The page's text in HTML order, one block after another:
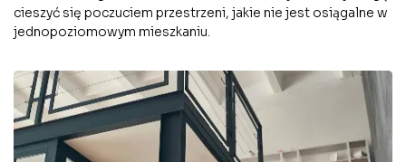
cieszyć się poczuciem przestrzeni, jakie nie jest osiągalne w
jednopoziomowym mieszkaniu.